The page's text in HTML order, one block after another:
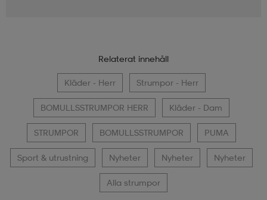
Relaterat innehåll
Kläder - Herr Strumpor - Herr
BOMULLSSTRUMPOR HERR Kläder - Dam
STRUMPOR BOMULLSSTRUMPOR PUMA
Sport & utrustning Nyheter Nyheter Nyheter
Alla strumpor